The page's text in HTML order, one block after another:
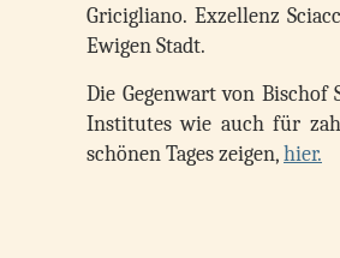
Gricigliano. Exzellenz
Ewigen Stadt.
Die Gegenwart von Bischof
Institutes wie auch für
schönen Tages zeigen,hier.